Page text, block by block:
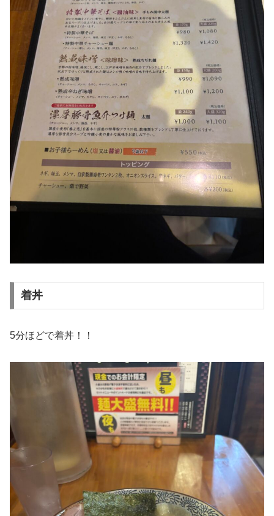
着丼
5分ほどで着丼！！